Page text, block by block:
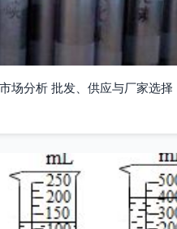
场分析 批发、供应与厂家选择